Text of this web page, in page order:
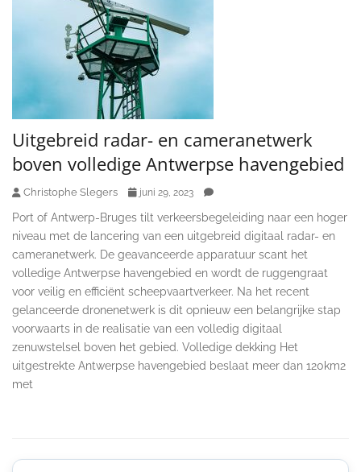
Uitgebreid radar- en cameranetwerk
boven volledige Antwerpse havengebied ​
Christophe Slegers juni 29, 2023
Port of Antwerp-Bruges tilt verkeersbegeleiding naar een hoger
niveau met de lancering van een uitgebreid digitaal radar- en
cameranetwerk. De geavanceerde apparatuur scant het
volledige Antwerpse havengebied en wordt de ruggengraat
voor veilig en efficiënt scheepvaartverkeer. Na het recent
gelanceerde dronenetwerk is dit opnieuw een belangrijke stap
voorwaarts in de realisatie van een volledig digitaal
zenuwstelsel boven het gebied. Volledige dekking Het
uitgestrekte Antwerpse havengebied beslaat meer dan 120km2
met
Secondary